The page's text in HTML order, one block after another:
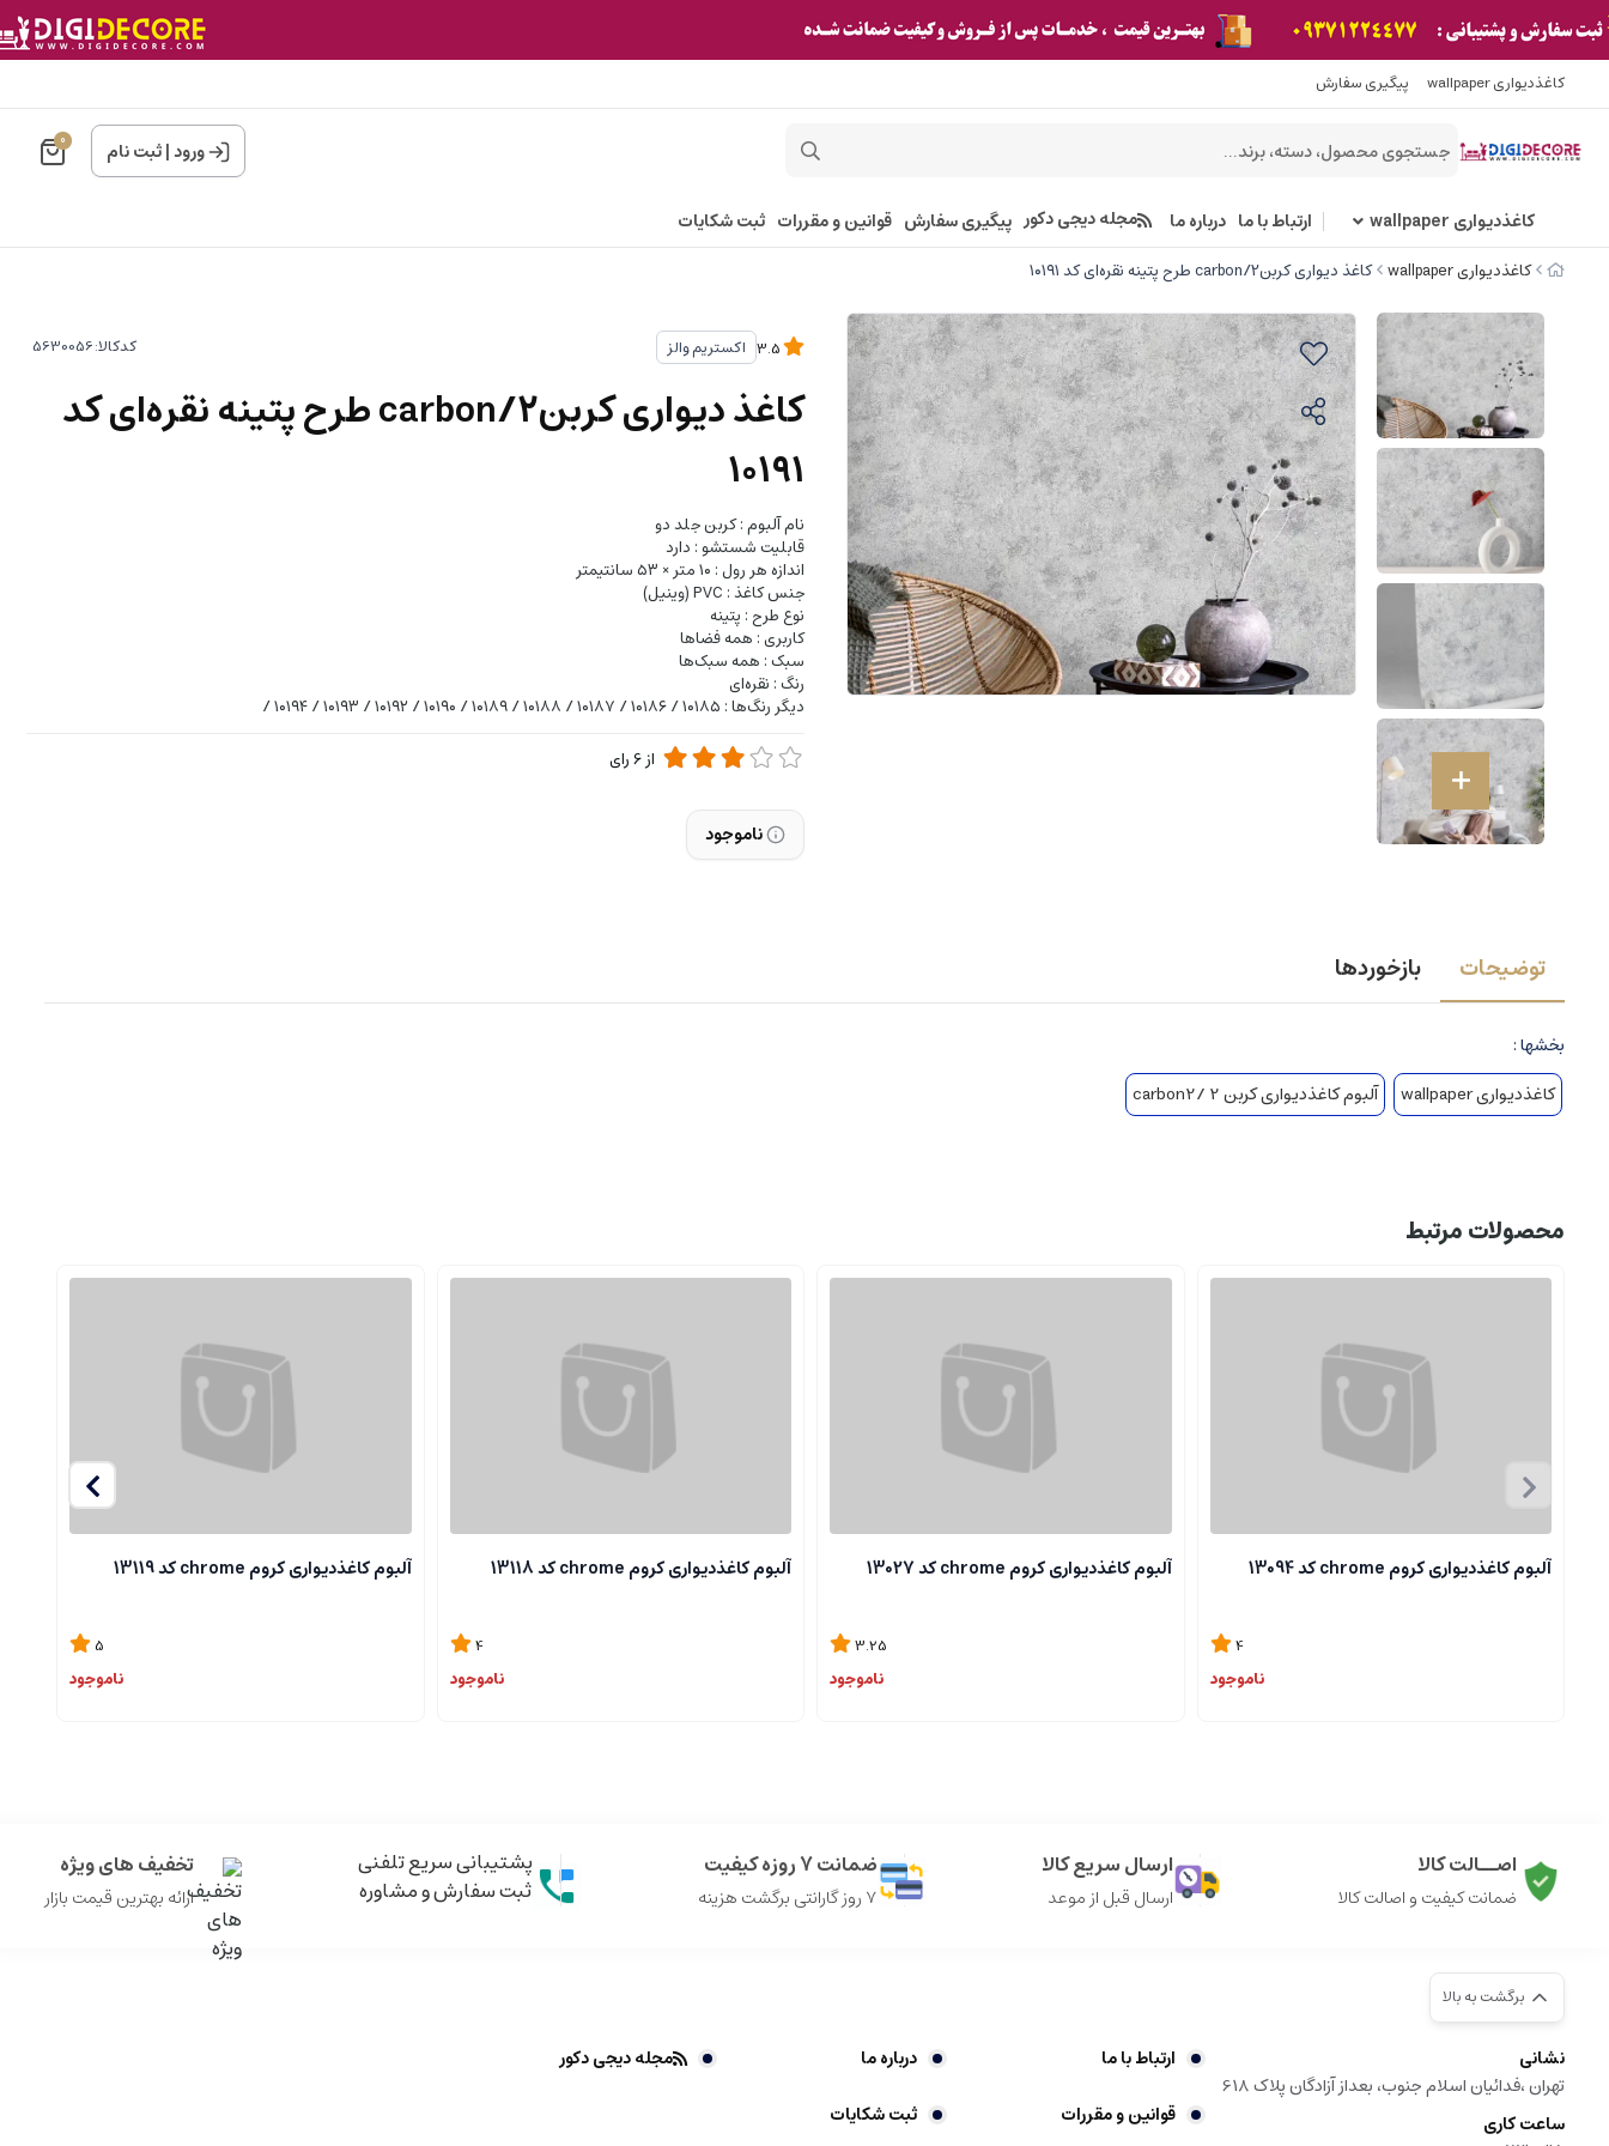
کاغذدیواری wallpaper پیگیری سفارش
ورود|ثبت نام 0
کاغذدیواری wallpaper ارتباط با ما درباره ما مجله دیجی دکور پیگیری سفارش قوانین و مقررات ثبت شکایات
کاغذدیواری wallpaper کاغذ دیواری کربن2/carbon طرح پتینه نقره‌ای کد ۱۰۱۹۱
اکستریم والز کدکالا:
کاغذ دیواری کربن2/carbon طرح پتینه نقره‌ای کد
۱۰۱۹۱
نام آلبوم : کربن جلد دو
قابلیت شستشو : دارد
اندازه هر رول : ۱۰ متر × ۵۳ سانتیمتر
جنس کاغذ : PVC (وینیل)
نوع طرح : پتینه
کاربری : همه فضاها
سبک : همه سبک‌ها
رنگ : نقره‌ای
دیگر رنگ‌ها : ۱۰۱۸۵ / ۱۰۱۸۶ / ۱۰۱۸۷ / ۱۰۱۸۸ / ۱۰۱۸۹ / ۱۰۱۹۰ / ۱۰۱۹۲ / ۱۰۱۹۳ / ۱۰۱۹۴ /
از6رای
ناموجود
توضیحات بازخوردها
بخشها :
کاغذدیواری wallpaper
آلبوم کاغذدیواری کربن 2 /carbon2
محصولات مرتبط
آلبوم کاغذدیواری کروم chrome کد 13094
4
ناموجود
آلبوم کاغذدیواری کروم chrome کد 13027
3.25
ناموجود
آلبوم کاغذدیواری کروم chrome کد 13118
4
ناموجود
آلبوم کاغذدیواری کروم chrome کد 13119
5
ناموجود
اصــالت کالا
ضمانت کیفیت و اصالت کالا
ارسال سریع کالا
ارسال قبل از موعد
ضمانت 7 روزه کیفیت
7 روز گارانتی برگشت هزینه
پشتیبانی سریع تلفنی
ثبت سفارش و مشاوره
تخفیف های ویژه
ارائه بهترین قیمت بازار
برگشت به بالا
نشانی
تهران ،فدائیان اسلام جنوب، بعداز آزادگان پلاک 618
ساعت کاری
ارتباط با ما درباره ما
مجله دیجی دکور
قوانین و مقررات
ثبت شکایات